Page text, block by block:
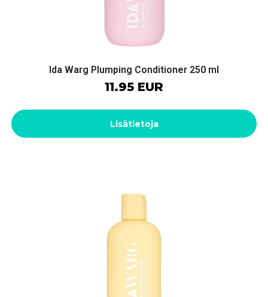
Ida Warg Plumping Conditioner 250 ml
11.95 EUR
Lisätietoja